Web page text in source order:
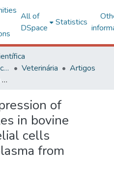
All of
DSpace
Statistics
Centro de Ciências Biológicas e da Saúde
Veterinária
Artigos
Babesia bovis: expression of adhesion molecules in bovine umbilical endothelial cells stimulated with plasma from infected cattle
of
in bovine
cells
from